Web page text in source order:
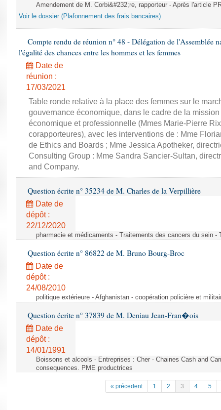
Amendement de M. Corbi&#232;re, rapporteur - Après l'article
Voir le dossier (Plafonnement des frais bancaires)
Compte rendu de réunion n° 48 - Délégation de l'Assemblée
l'égalité des chances entre les hommes et les femmes
Date de
réunion :
17/03/2021
Table ronde relative à la place des femmes sur le
gouvernance économique, dans le cadre de la
économique et professionnelle (Mmes Marie-Pierre
corapporteures), avec les interventions de : Mme
de Ethics and Boards ; Mme Jessica Apotheker,
Consulting Group : Mme Sandra Sancier-Sultan,
and Company.
Question écrite n° 35234 de M. Charles de la Verpillière
Date de
dépôt :
22/12/2020
pharmacie et médicaments - Traitements des cancers du sein -
Question écrite n° 86822 de M. Bruno Bourg-Broc
Date de
dépôt :
24/08/2010
politique extérieure - Afghanistan - coopération policière et
Question écrite n° 37839 de M. Deniau Jean-Fran�ois
Date de
dépôt :
14/01/1991
Boissons et alcools - Entreprises : Cher - Chaines Cash and
consequences. PME productrices
« précedent 1 2 3 4 5